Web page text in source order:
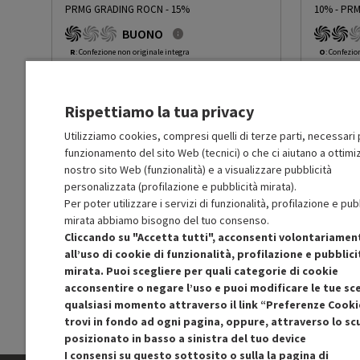
Funzione antigelo
Base oscillante No
Dispositivo termico di
sicurezza
Sì
Elemento ceramico No
Struttura Lunghezza cavo 1,5 m
No
PRMG GRADING ROCN - 15%
BUONO
R: Confezione non originale integra
O: Accessori principali presenti
Prodotto Nuovo 179.99 -15%
Ricondizionato Prezzo ridotto da
152.99a-50%
In Promozione 76.49
Aggiungi al carrello
SCONTO RICONDIZIONATI
Approfitta dello sconto del 50% sul prodotto
ricondizionato.
10%-
O:
O:
In
Rispettiamo la tua privacy
Utilizziamo cookies, compresi quelli di terze parti, necessari
funzionamento del sito Web (tecnici) o che ci aiutano a
nostro sito Web (funzionalità) e a visualizzare pubblicità
personalizzata (profilazione e pubblicità mirata).
Per poter utilizzare i servizi di funzionalità, profilazione e
mirata abbiamo bisogno del tuo consenso.
Cliccando su "Accetta tutti", acconsenti
all’uso di cookie di funzionalità, profilazione e
mirata. Puoi scegliere per quali categorie di cookie
acconsentire o negare l’uso e puoi modificare le tue
qualsiasi momento attraverso il link “Preferenze
trovi in fondo ad ogni pagina, oppure, attraverso lo
posizionato in basso a sinistra del tuo device
I consensi su questo sottosito o sulla la pagina di